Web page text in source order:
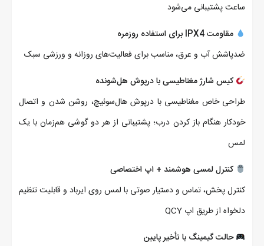
ساعت پشتیبانی می‌شود
مقاومت IPX4 برای استفاده روزمره
ضدپاشش آب و عرق، مناسب برای فعالیت‌های روزانه و ورزشی سبک
کیس شارژ مغناطیسی با درپوش هل‌شونده
طراحی خاص مغناطیسی با درپوش هال‌سوئیچ، روشن شدن و اتصال
خودکار هنگام باز کردن درب؛ پشتیبانی از هر دو گوشی هم‌زمان با یک
لمس
کنترل لمسی هوشمند + اپ اختصاصی
کنترل پخش، تماس و دستیار صوتی با لمس روی ایرباد و قابلیت تنظیم
دلخواه از طریق اپ QCY
حالت گیمینگ با تأخیر پایین